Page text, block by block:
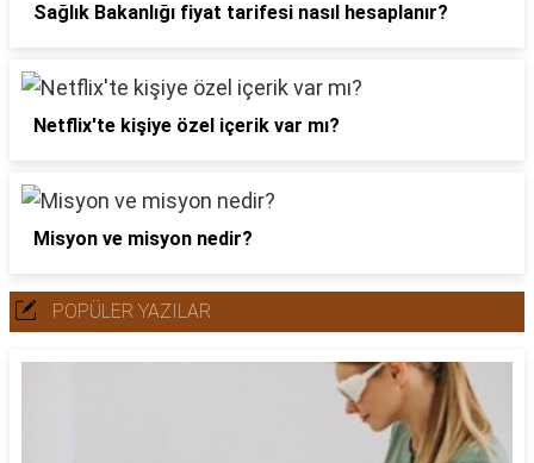
Sağlık Bakanlığı fiyat tarifesi nasıl hesaplanır?
Netflix'te kişiye özel içerik var mı?
Misyon ve misyon nedir?
POPÜLER YAZILAR